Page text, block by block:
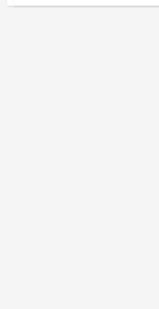
Ferdinan